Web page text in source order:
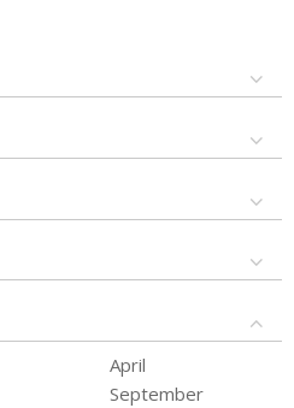
April
September